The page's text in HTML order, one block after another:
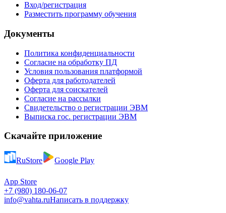
Вход/регистрация
Разместить программу обучения
Документы
Политика конфиденциальности
Согласие на обработку ПД
Условия пользования платформой
Оферта для работодателей
Оферта для соискателей
Согласие на рассылки
Свидетельство о регистрации ЭВМ
Выписка гос. регистрации ЭВМ
Скачайте приложение
RuStore Google Play
App Store
+7 (980) 180-06-07
info@vahta.ruНаписать в поддержку